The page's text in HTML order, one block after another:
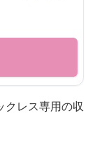
クレス専用の収